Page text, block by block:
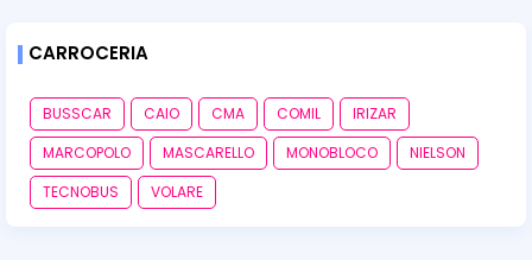
CARROCERIA
BUSSCAR CAIO CMA COMIL
IRIZAR
MARCOPOLO
MASCARELLO MONOBLOCO
NIELSON
TECNOBUS
VOLARE